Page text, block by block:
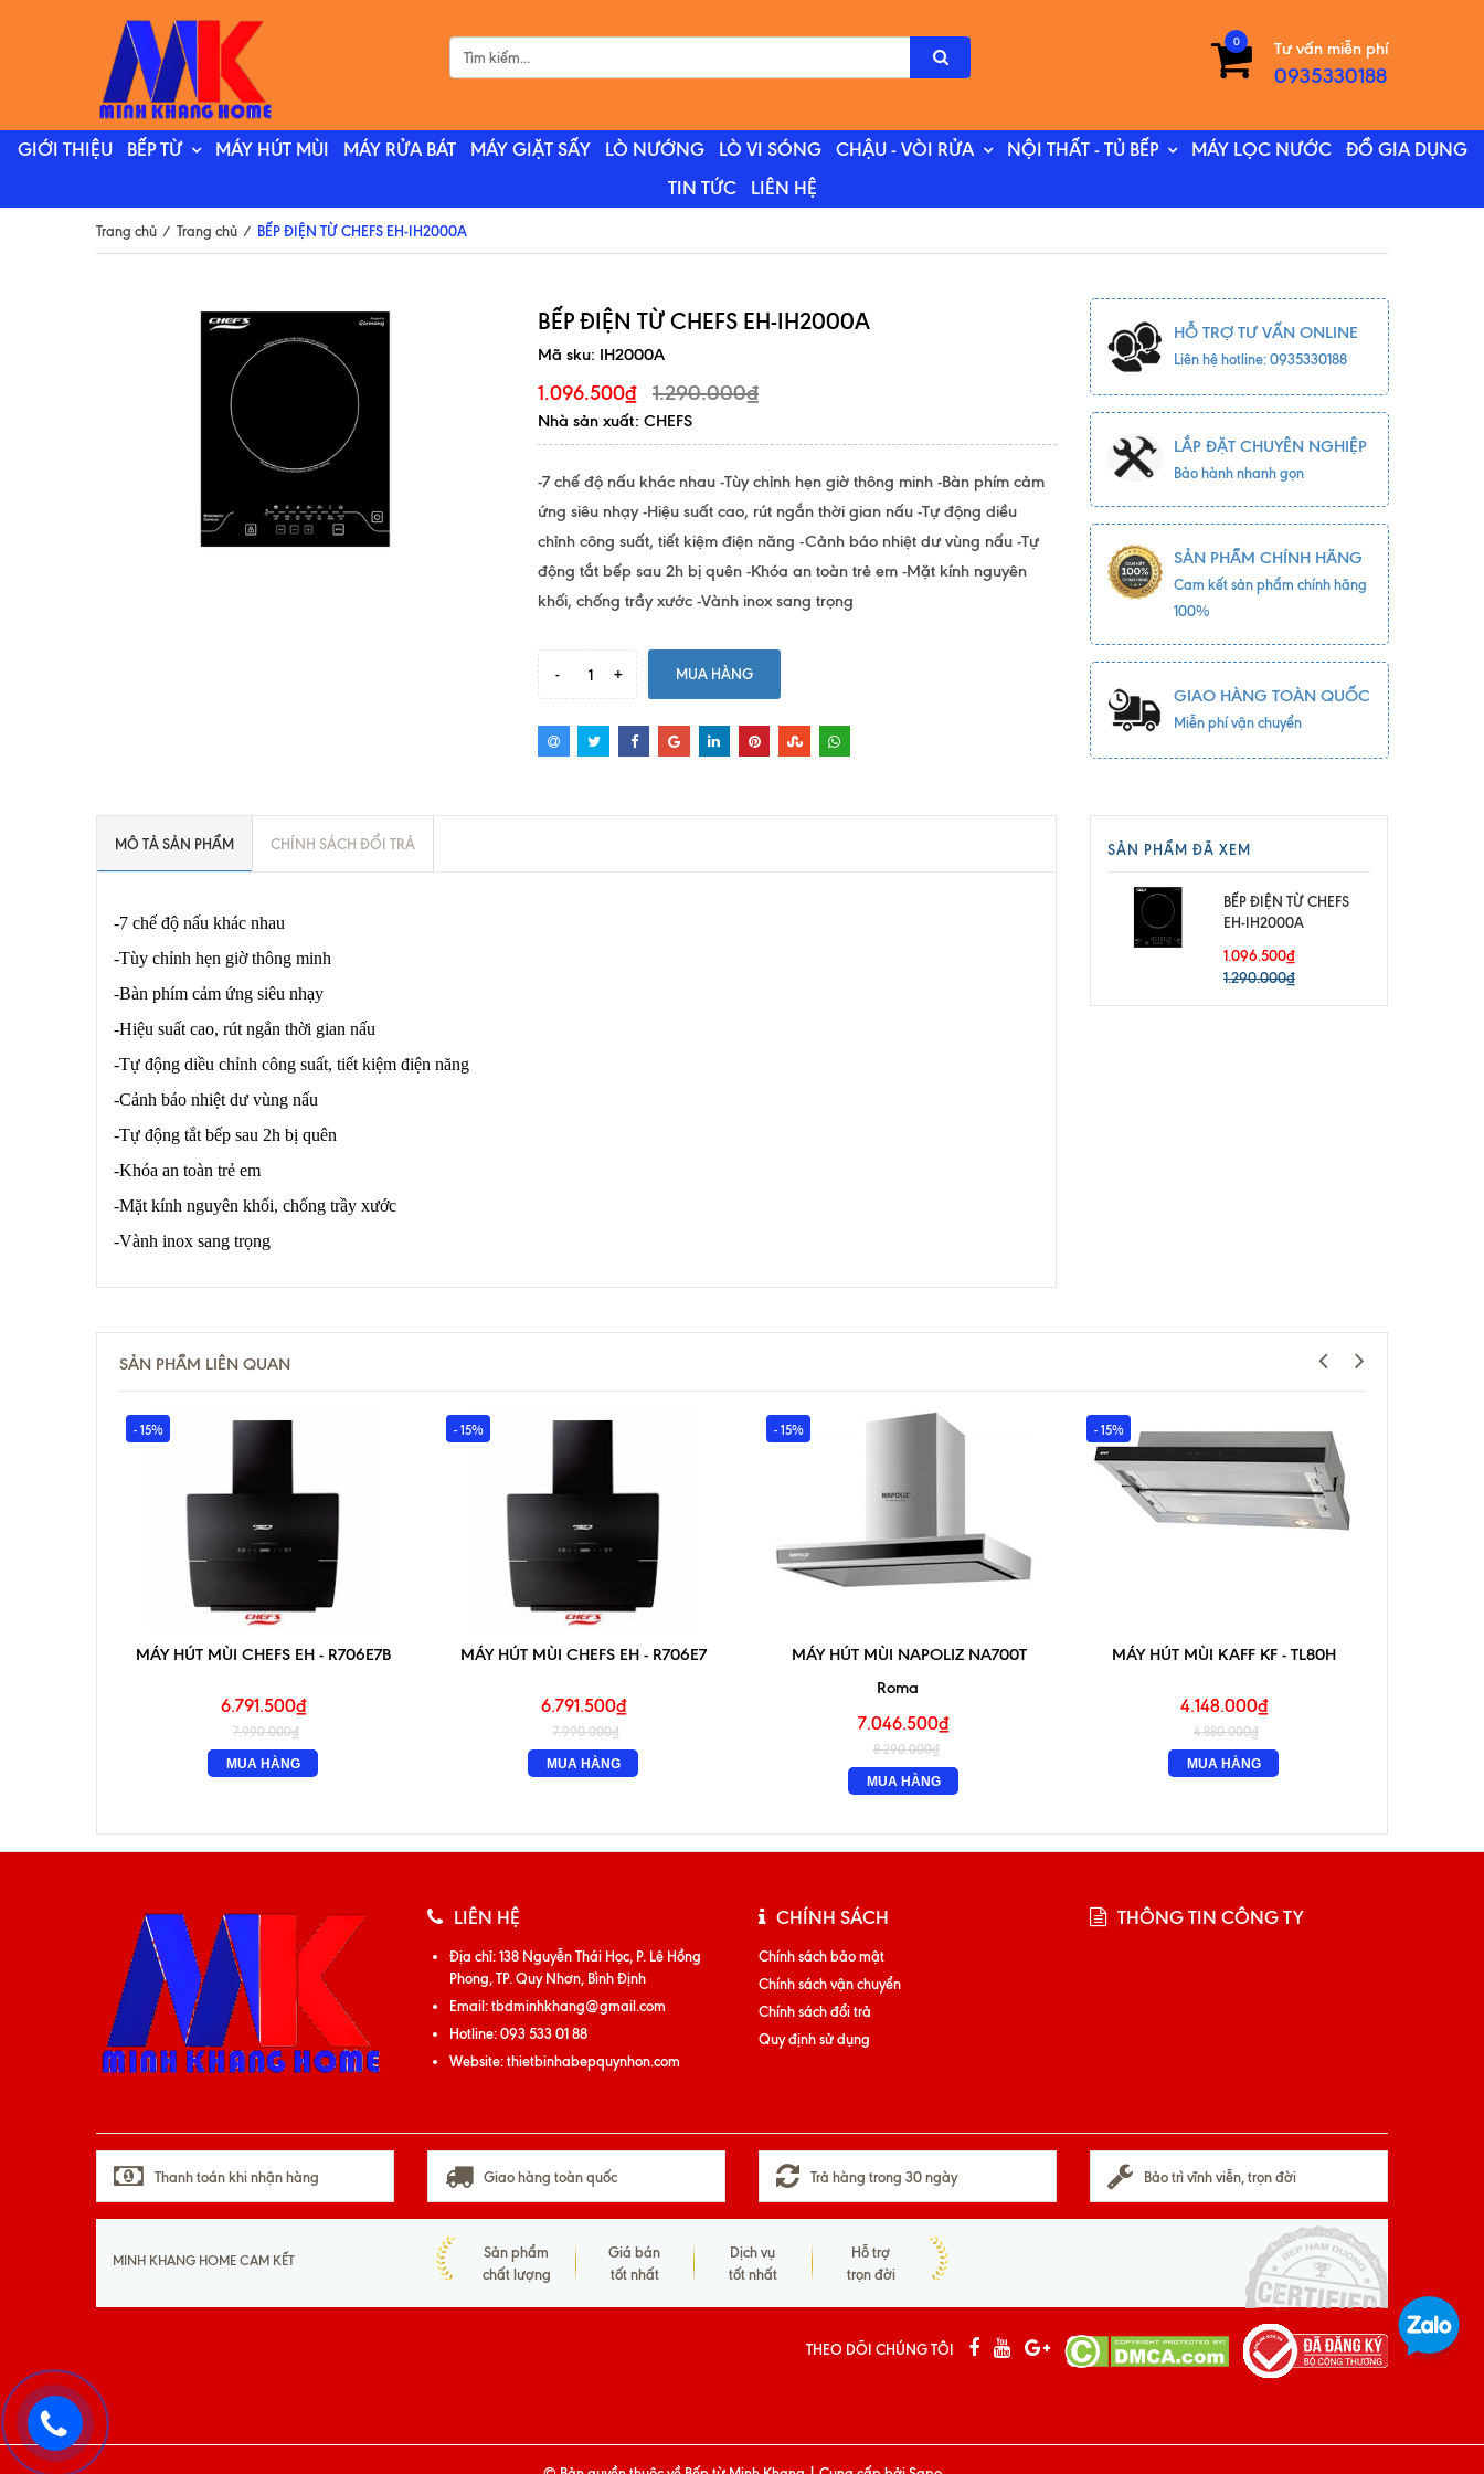
Tư vấn miễn phí
0935330188
0
GIỚI THIỆU BẾP TỪ MÁY HÚT MÙI MÁY RỬA BÁT MÁY GIẶT SẤY LÒ NƯỚNG LÒ VI SÓNG CHẬU - VÒI RỬA NỘI THẤT - TỦ BẾP MÁY LỌC NƯỚC
ĐỒ GIA DỤNG
TIN TỨC
LIÊN HỆ
Trang chủ / Trang chủ / BẾP ĐIỆN TỪ CHEFS EH-IH2000A
BẾP ĐIỆN TỪ CHEFS EH-IH2000A
Mã sku: IH2000A
1.096.500₫ 1.290.000₫
Nhà sản xuất: CHEFS
-7 chế độ nấu khác nhau -Tùy chỉnh hẹn giờ thông minh -Bàn phím cảm
ứng siêu nhạy -Hiệu suất cao, rút ngắn thời gian nấu -Tự động diều
chỉnh công suất, tiết kiệm điện năng -Cảnh báo nhiệt dư vùng nấu -Tự
động tắt bếp sau 2h bị quên -Khóa an toàn trẻ em -Mặt kính nguyên
khối, chống trầy xước -Vành inox sang trọng
- + MUA HÀNG
HỖ TRỢ TƯ VẤN ONLINE
Liên hệ hotline: 0935330188
LẮP ĐẶT CHUYÊN NGHIỆP
Bảo hành nhanh gọn
SẢN PHẨM CHÍNH HÃNG
Cam kết sản phẩm chính hãng
100%
GIAO HÀNG TOÀN QUỐC
Miễn phí vận chuyển
MÔ TẢ SẢN PHẨM CHÍNH SÁCH ĐỔI TRẢ
-7 chế độ nấu khác nhau
-Tùy chỉnh hẹn giờ thông minh
-Bàn phím cảm ứng siêu nhạy
-Hiệu suất cao, rút ngắn thời gian nấu
-Tự động diều chỉnh công suất, tiết kiệm điện năng
-Cảnh báo nhiệt dư vùng nấu
-Tự động tắt bếp sau 2h bị quên
-Khóa an toàn trẻ em
-Mặt kính nguyên khối, chống trầy xước
-Vành inox sang trọng
SẢN PHẨM ĐÃ XEM
BẾP ĐIỆN TỪ CHEFS
EH-IH2000A
1.096.500₫
1.290.000₫
SẢN PHẨM LIÊN QUAN
- 15%
MÁY HÚT MÙI CHEFS EH - R706E7B
6.791.500₫
7.990.000₫
MUA HÀNG
- 15%
MÁY HÚT MÙI CHEFS EH - R706E7
6.791.500₫
7.990.000₫
MUA HÀNG
- 15%
MÁY HÚT MÙI NAPOLIZ NA700T
Roma
7.046.500₫
8.290.000₫
MUA HÀNG
- 15%
MÁY HÚT MÙI KAFF KF - TL80H
4.148.000₫
4.880.000₫
MUA HÀNG
LIÊN HỆ
Địa chỉ:138 Nguyễn Thái Học, P. Lê Hồng
Phong, TP. Quy Nhơn, Bình Định
Email:tbdminhkhang@gmail.com
Hotline:093 533 01 88
Website:thietbinhabepquynhon.com
CHÍNH SÁCH
Chính sách bảo mật
Chính sách vận chuyển
Chính sách đổi trả
Quy định sử dụng
THÔNG TIN CÔNG TY
Thanh toán khi nhận hàng Giao hàng toàn quốc Trả hàng trong 30 ngày Bảo trì vĩnh viễn, trọn đời
MINH KHANG HOME CAM KẾT
Sản phẩm
chất lượng
Giá bán
tốt nhất
Dịch vụ
tốt nhất
Hỗ trợ
trọn đời
THEO DÕI CHÚNG TÔI
093
533